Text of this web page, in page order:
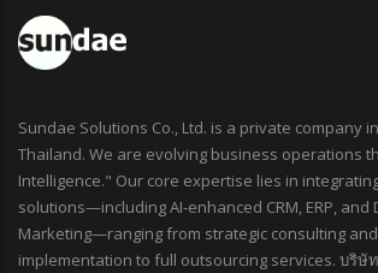
Sundae Solutions Co., Ltd. is a private company
Thailand. We are evolving business operations
Intelligence." Our core expertise lies in
solutions—including AI-enhanced CRM, ERP, and
Marketing—ranging from strategic consulting
implementation to full outsourcing services. บริษั